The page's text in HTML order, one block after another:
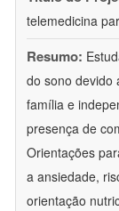
telemedicina
Resumo:
do sono devido
família e
presença de
Orientações
a ansiedade,
orientação